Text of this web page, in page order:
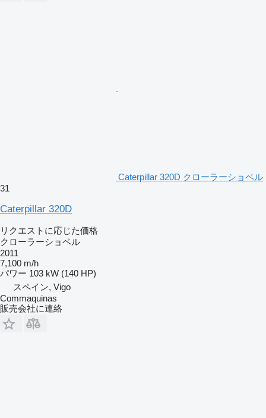
Caterpillar 320D クローラーショベル
31
Caterpillar 320D
リクエストに応じた価格
クローラーショベル
2011
7,100 m/h
パワー 103 kW (140 HP)
スペイン, Vigo
Commaquinas
販売会社に連絡